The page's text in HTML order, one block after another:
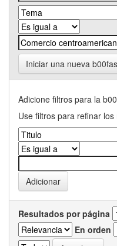
Iniciar una nueva
Adicione filtros para la
Use filtros para refinar
Resultados por página
En orden